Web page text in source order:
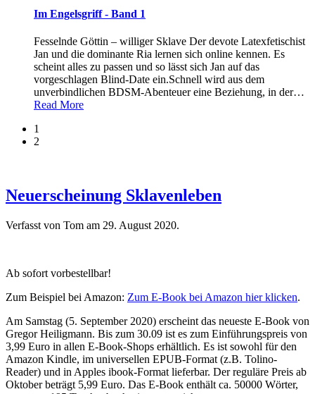
Im Engelsgriff - Band 1
Fesselnde Göttin – williger Sklave Der devote Latexfetischist
Jan und die dominante Ria lernen sich online kennen. Es
scheint alles zu passen und so lässt sich Jan auf das
vorgeschlagen Blind-Date ein.Schnell wird aus dem
unverbindlichen BDSM-Abenteuer eine Beziehung, in der…
Read More
1
2
Neuerscheinung Sklavenleben
Verfasst von Tom am 29. August 2020.
Ab sofort vorbestellbar!
Zum Beispiel bei Amazon: Zum E-Book bei Amazon hier klicken.
Am Samstag (5. September 2020) erscheint das neueste E-Book von
Gregor Heiligmann. Bis zum 30.09 ist es zum Einführungspreis von
3,99 Euro in allen E-Book-Shops erhältlich. Es ist sowohl für den
Amazon Kindle, im universellen EPUB-Format (z.B. Tolino-
Reader) und in Apples ibook-Format lieferbar. Der reguläre Preis ab
Oktober beträgt 5,99 Euro. Das E-Book enthält ca. 50000 Wörter,